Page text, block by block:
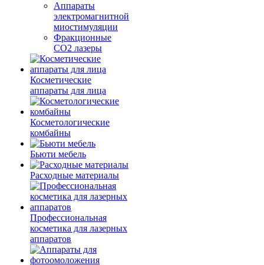
Аппараты
электромагнитной
миостимуляции
Фракционные
CO2 лазеры
Косметические
аппараты для лица
Косметологические
комбайны
Бьюти мебель
Расходные материалы
Профессиональная
косметика для лазерных
аппаратов